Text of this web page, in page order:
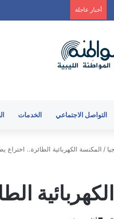
أخبار عاجلة
التواصل الاجتماعي الخدمات
/ المكنسة الكهربائية الطائرة.. اختراع